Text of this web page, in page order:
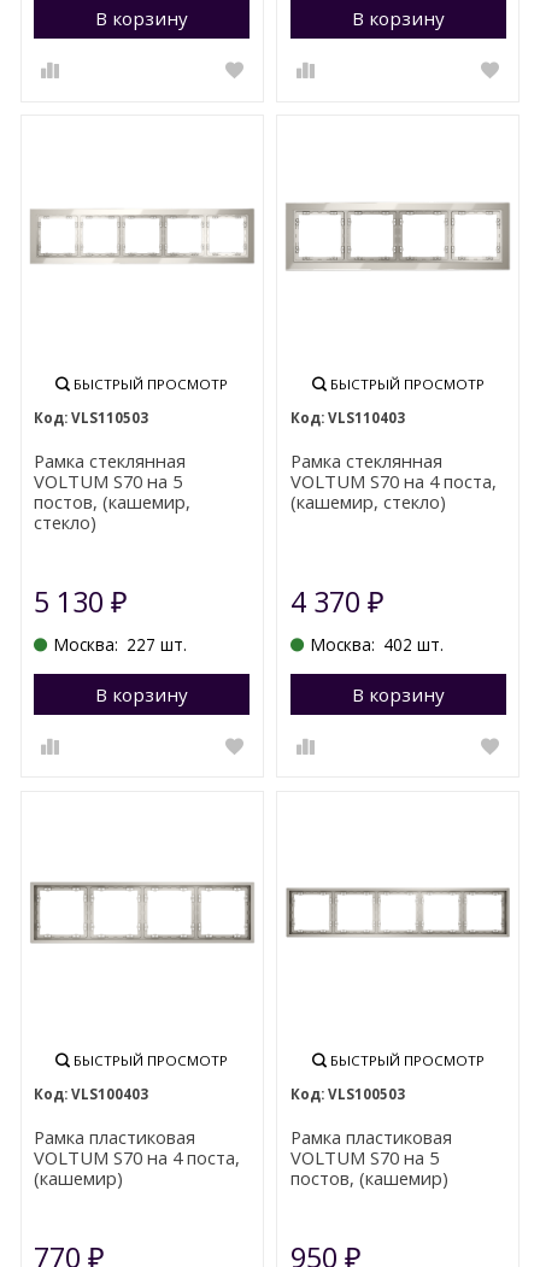
В корзину Перейти в корзину
В корзину
БЫСТРЫЙ ПРОСМОТР
VLS110503
Рамка стеклянная
VOLTUM S70 на 5
постов, (кашемир,
стекло)
5 130₽
Москва: 227 шт.
В корзину Перейти в корзину
БЫСТРЫЙ ПРОСМОТР
VLS110403
Рамка стеклянная
VOLTUM S70 на 4 поста,
(кашемир, стекло)
4 370 ₽
Москва: 402 шт.
В корзину
БЫСТРЫЙ ПРОСМОТР
VLS100403
Рамка пластиковая
VOLTUM S70 на 4 поста,
(кашемир)
770₽
БЫСТРЫЙ ПРОСМОТР
VLS100503
Рамка пластиковая
VOLTUM S70 на 5
постов, (кашемир)
950 ₽